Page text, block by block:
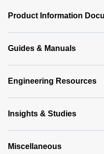
Product Information
Guides & Manuals
Engineering Resources
Insights & Studies
Miscellaneous